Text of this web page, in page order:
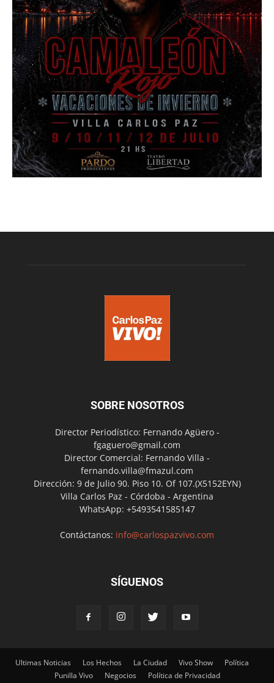
SOBRE NOSOTROS
Director Periodístico: Fernando Agüero -
fgaguero@gmail.com
Director Comercial: Fernando Villa -
fernando.villa@fmazul.com
Dirección: 9 de Julio 90. Piso 10. Of 107.(X5152EYN)
Villa Carlos Paz - Córdoba - Argentina
WhatsApp: +5493541585147
Contáctanos: info@carlospazvivo.com
SÍGUENOS
Ultimas Noticias Los Hechos La Ciudad Vivo Show
Política
Punilla Vivo
Negocios Política de Privacidad